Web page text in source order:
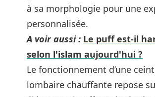
à sa morphologie pour une
personnalisée.
A voir aussi : Le puff est-il
selon l'islam aujourd'hui ?
Le fonctionnement d’une
lombaire chauffante repose